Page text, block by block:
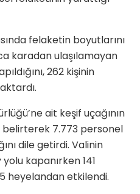
felaketin boyutlarını
karadan ulaşılamayan
262 kişinin
ait keşif uçağının
belirterek 7.773 personel
dile getirdi. Valinin
kapanırken 141
heyelandan etkilendi.